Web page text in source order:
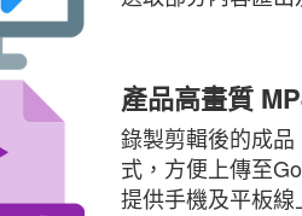
產品高畫質
錄製剪輯後的成
式，方便上傳至
提供手機及平板線